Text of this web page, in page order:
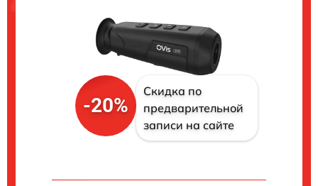
-20%
Скидка по
предварительной
записи на сайте